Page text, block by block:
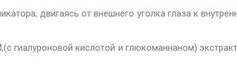
двигаясь от внешнего уголка глаза к
гиалуроновой кислотой и глюкоманнаном)